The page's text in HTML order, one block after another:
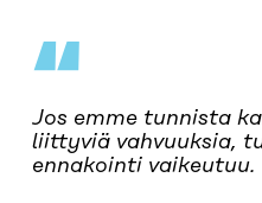
“
Jos emme tunnista
liittyviä vahvuuksia,
ennakointi vaikeutuu.